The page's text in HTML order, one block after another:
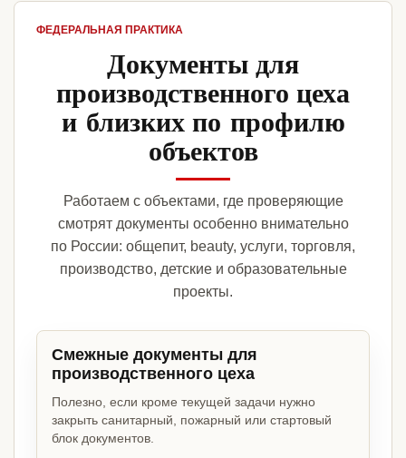
ФЕДЕРАЛЬНАЯ ПРАКТИКА
Документы для
производственного цеха
и близких по профилю
объектов
Работаем с объектами, где проверяющие
смотрят документы особенно внимательно
по России: общепит, beauty, услуги, торговля,
производство, детские и образовательные
проекты.
Смежные документы для
производственного цеха
Полезно, если кроме текущей задачи нужно
закрыть санитарный, пожарный или стартовый
блок документов.